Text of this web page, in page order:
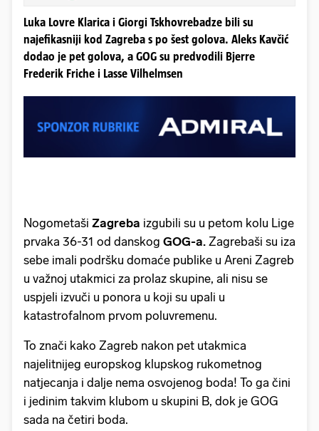
Luka Lovre Klarica i Giorgi Tskhovrebadze bili su
najefikasniji kod Zagreba s po šest golova. Aleks Kavčić
dodao je pet golova, a GOG su predvodili Bjerre
Frederik Friche i Lasse Vilhelmsen
Nogometaši Zagreba izgubili su u petom kolu Lige
prvaka 36-31 od danskog GOG-a. Zagrebaši su iza
sebe imali podršku domaće publike u Areni Zagreb
u važnoj utakmici za prolaz skupine, ali nisu se
uspjeli izvuči u ponora u koji su upali u
katastrofalnom prvom poluvremenu.
To znači kako Zagreb nakon pet utakmica
najelitnijeg europskog klupskog rukometnog
natjecanja i dalje nema osvojenog boda! To ga čini
i jedinim takvim klubom u skupini B, dok je GOG
sada na četiri boda.